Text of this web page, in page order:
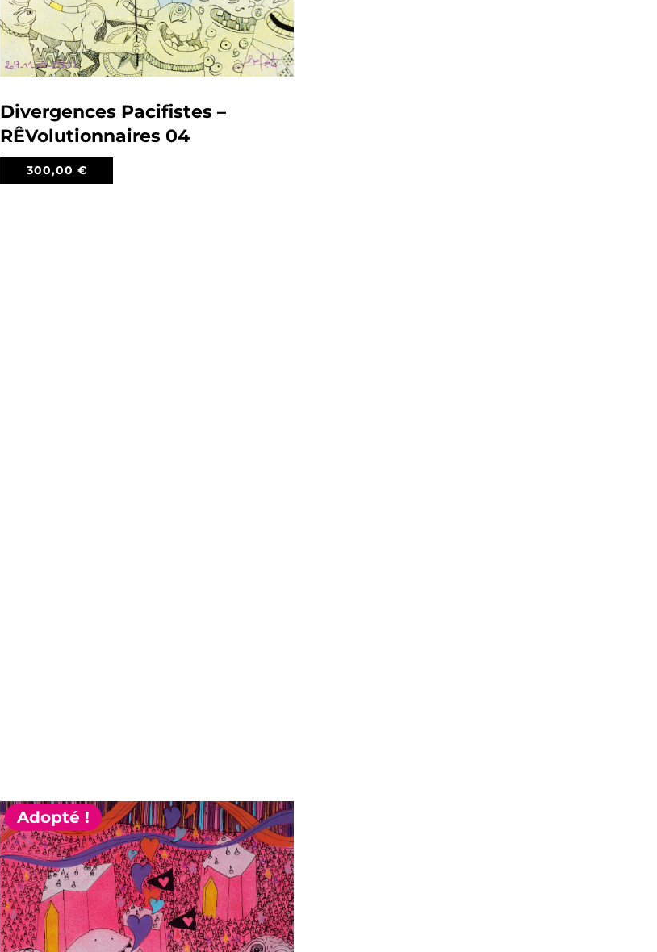
Divergences Pacifistes –
RÊVolutionnaires 04
300,00 €
Adopté !